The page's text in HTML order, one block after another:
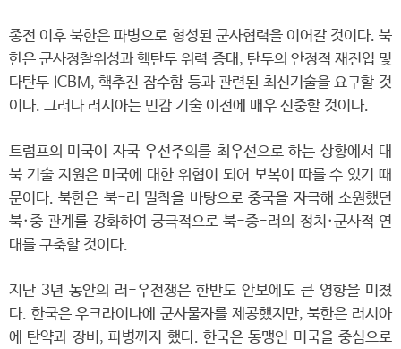
종전 이후 북한은 파병으로 형성된 군사협력을 이어갈 것이다. 북
한은 군사정찰위성과 핵탄두 위력 증대, 탄두의 안정적 재진입 및
다탄두 ICBM, 핵추진 잠수함 등과 관련된 최신기술을 요구할 것
이다. 그러나 러시아는 민감 기술 이전에 매우 신중할 것이다.
트럼프의 미국이 자국 우선주의를 최우선으로 하는 상황에서 대
북 기술 지원은 미국에 대한 위협이 되어 보복이 따를 수 있기 때
문이다. 북한은 북-러 밀착을 바탕으로 중국을 자극해 소원했던
북·중 관계를 강화하여 궁극적으로 북-중-러의 정치·군사적 연
대를 구축할 것이다.
지난 3년 동안의 러-우전쟁은 한반도 안보에도 큰 영향을 미쳤
다. 한국은 우크라이나에 군사물자를 제공했지만, 북한은 러시아
에 탄약과 장비, 파병까지 했다. 한국은 동맹인 미국을 중심으로